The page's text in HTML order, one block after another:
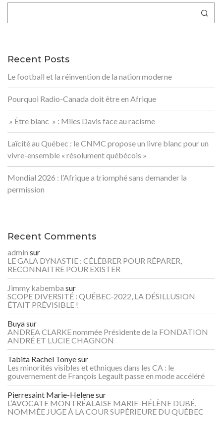
Recent Posts
Le football et la réinvention de la nation moderne
Pourquoi Radio-Canada doit être en Afrique
» Être blanc » : Miles Davis face au racisme
Laïcité au Québec : le CNMC propose un livre blanc pour un
vivre-ensemble « résolument québécois »
Mondial 2026 : l’Afrique a triomphé sans demander la
permission
Recent Comments
admin sur
LE GALA DYNASTIE : CÉLÉBRER POUR RÉPARER,
RECONNAITRE POUR EXISTER
Jimmy kabemba sur
SCOPE DIVERSITÉ : QUÉBEC-2022, LA DÉSILLUSION
ÉTAIT PRÉVISIBLE !
Buyasur
ANDREA CLARKE nommée Présidente de la FONDATION
ANDRÉ ET LUCIE CHAGNON
Tabita Rachel Tonyesur
Les minorités visibles et ethniques dans les CA : le
gouvernement de François Legault passe en mode accéléré
Pierresaint Marie-Helenesur
L’AVOCATE MONTRÉALAISE MARIE-HÉLÈNE DUBÉ,
NOMMÉE JUGE À LA COUR SUPÉRIEURE DU QUÉBEC